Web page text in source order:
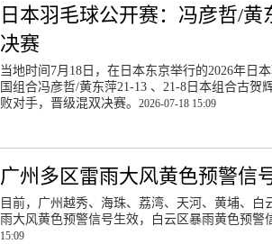
日本羽毛球公开赛：冯彦哲/黄
决赛
当地时间7月18日，在日本东京举行的2026年日
国组合冯彦哲/黄东萍21-13 、21-8日本组合古贺
败对手，晋级混双决赛。2026-07-18 15:09
广州多区雷雨大风黄色预警信
目前，广州越秀、海珠、荔湾、天河、黄埔、白
雨大风黄色预警信号生效，白云区暴雨黄色预警
15:09